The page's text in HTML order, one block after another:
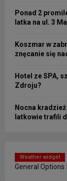
Ponad 2
latka na ul. 3
Koszmar w
znęcanie się
Hotel ze SPA,
Zdroju?
Nocna
latkowie trafili
Weather widget
General Options